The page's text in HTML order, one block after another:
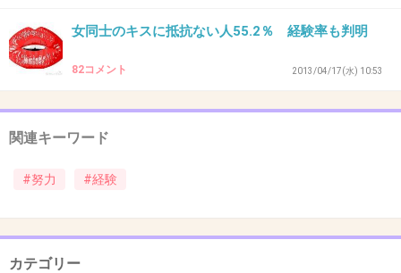
ジ達成したと言っていいかも。
恋愛も勉強みたいに努力がちゃんと報われたら
新卒で入社した会社が、バリバリの営業会社で
顧客をお金でしか考えてない社風が嫌になり退
女同士のキスに抵抗ない人55.2％ 経験率も判明
82コメント 2013/04/17(水) 10:53
関連キーワード
#努力 #経験
カテゴリー